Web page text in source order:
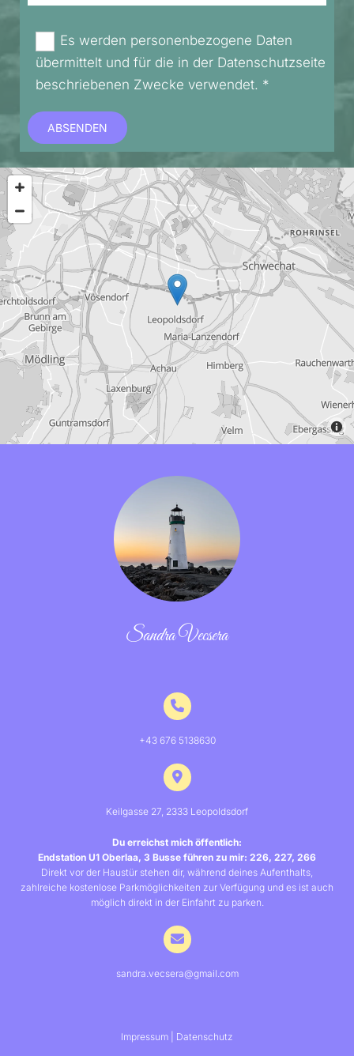
Es werden personenbezogene Daten
übermittelt und für die in der Datenschutzseite
beschriebenen Zwecke verwendet. *
Sandra Vecsera
+43 676 5138630
Keilgasse 27, 2333 Leopoldsdorf
Du erreichst mich öffentlich:
Endstation U1 Oberlaa, 3 Busse führen zu mir: 226, 227, 266
Direkt vor der Haustür stehen dir, während deines Aufenthalts,
zahlreiche kostenlose Parkmöglichkeiten zur Verfügung und es ist auch
möglich direkt in der Einfahrt zu parken.
sandra.vecsera@gmail.com
Impressum Datenschutz